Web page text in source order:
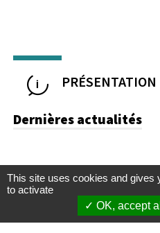
PRÉSENTATION
Dernières actualités
This site uses cookies and gives
to activate
OK, accept all